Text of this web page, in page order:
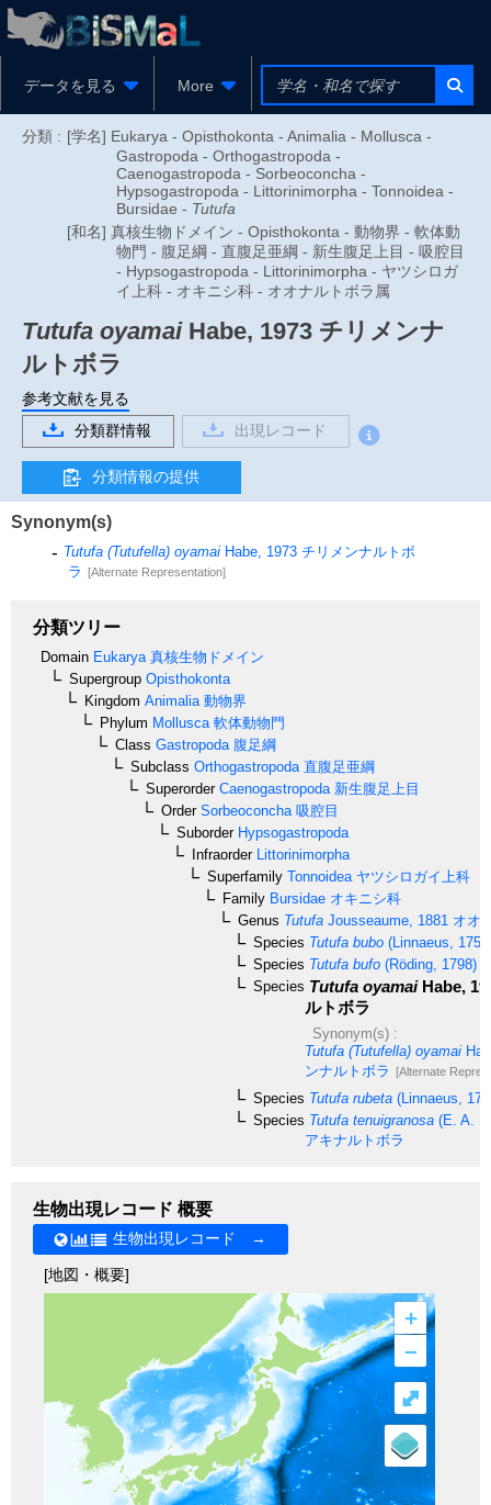
データを見る More
分類 : [学名] Eukarya - Opisthokonta - Animalia - Mollusca -
Gastropoda - Orthogastropoda -
Caenogastropoda - Sorbeoconcha -
Hypsogastropoda - Littorinimorpha - Tonnoidea -
Bursidae - Tutufa
[和名] 真核生物ドメイン - Opisthokonta - 動物界 - 軟体動
物門 - 腹足綱 - 直腹足亜綱 - 新生腹足上目 - 吸腔目
- Hypsogastropoda - Littorinimorpha - ヤツシロガ
イ上科 - オキニシ科 - オオナルトボラ属
Tutufa oyamaiHabe, 1973 チリメンナ
ルトボラ
参考文献を見る
分類群情報
出現レコード
分類情報の提供
Synonym(s)
Tutufa (Tutufella) oyamai Habe, 1973 チリメンナルトボ
ラ [Alternate Representation]
分類ツリー
Domain Eukarya 真核生物ドメイン
Supergroup Opisthokonta
Kingdom Animalia 動物界
Phylum Mollusca 軟体動物門
Class Gastropoda 腹足綱
Subclass Orthogastropoda 直腹足亜綱
SuperorderCaenogastropoda 新生腹足上目
OrderSorbeoconcha 吸腔目
SuborderHypsogastropoda
InfraorderLittorinimorpha
Superfamily Tonnoidea ヤツシロガイ上科
Family Bursidae オキニシ科
Genus Tutufa Jousseaume, 1881 オオ
Species Tutufa bubo (Linnaeus,
Species Tutufa bufo (Röding, 1798)
Species Tutufa oyamaiHabe,
ルトボラ
Synonym(s) :
Tutufa (Tutufella) oyamai
ンナルトボラ [Alternate
Species Tutufa rubeta (Linnaeus,
Species Tutufa tenuigranosa (E. A.
アキナルトボラ
生物出現レコード 概要
生物出現レコード →
[地図・概要]
+
–
⤢